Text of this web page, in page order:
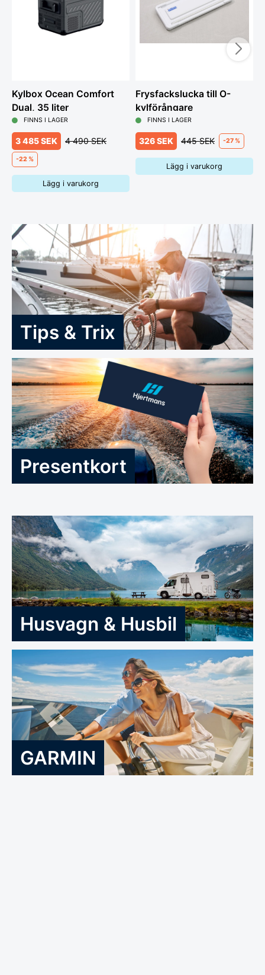
Kylbox Ocean Comfort
Dual, 35 liter
FINNS I LAGER
3 485 SEK 4 490 SEK
-22 %
Lägg i varukorg
Frysfackslucka till O-
kylförångare
FINNS I LAGER
326 SEK 445 SEK -27 %
Lägg i varukorg
Tips & Trix
Presentkort
Husvagn & Husbil
GARMIN